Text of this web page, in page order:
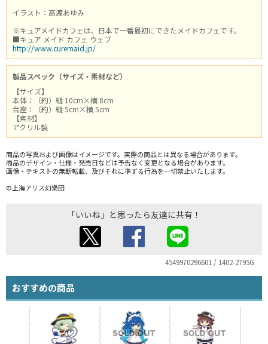
イラスト：高渡あゆみ
※キュアメイドカフェは、日本で一番最初にできたメイドカフェです。
■キュア メイド カフェ ウェブ
http://www.curemaid.jp/
製品スペック（サイズ・素材など）
【サイズ】
本体：（約）縦 10cm×横 8cm
台座：（約）縦 5cm×横 5cm
【素材】
アクリル製
商品の写真および画像はイメージです。実際の商品とは異なる場合があります。
商品のデザイン・仕様・発売日などは予告なく変更となる場合があります。
画像・テキストの無断転載、及びそれに準ずる行為を一切禁止いたします。
©上海アリス幻樂団
「いいね」と思ったら友達に共有！
4549970296601 / 1402-2795G
おすすめの商品